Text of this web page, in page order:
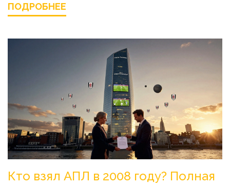
ПОДРОБНЕЕ
Кто взял АПЛ в 2008 году? Полная